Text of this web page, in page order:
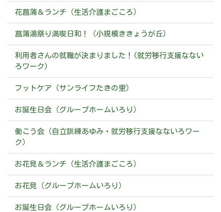
花菖蒲＆ランチ（生活介護まごころ）
菖蒲湯祭り満喫日和！（小規模ききょうが丘）
利用者さんの就職が決まりました！(就労移行支援なない
ろワーク)
フットケア（サンライフたきの里）
お誕生日会（グループホームいろり）
働こう会（自立訓練あゆみ・就労移行支援なないろワー
ク）
お花見＆ランチ（生活介護まごころ）
お花見（グループホームいろり）
お誕生日会（グループホームいろり）